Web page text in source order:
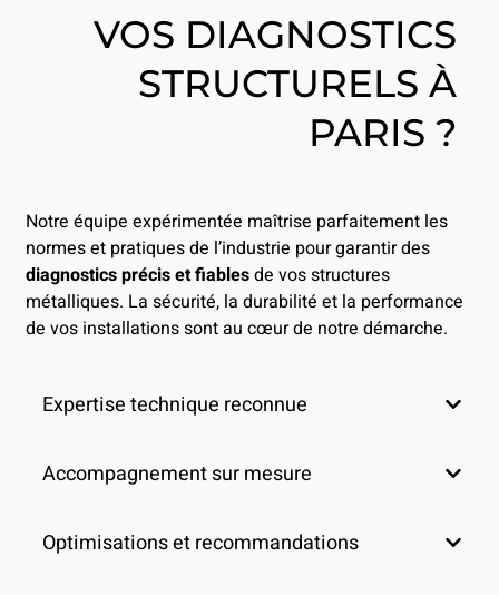
VOS DIAGNOSTICS
STRUCTURELS À
PARIS ?
Notre équipe expérimentée maîtrise parfaitement les
normes et pratiques de l’industrie pour garantir des
diagnostics précis et fiablesde vos structures
métalliques. La sécurité, la durabilité et la performance
de vos installations sont au cœur de notre démarche.
Expertise technique reconnue
Accompagnement sur mesure
Optimisations et recommandations